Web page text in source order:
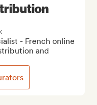
- French online
and